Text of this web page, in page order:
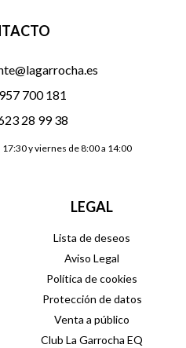
700 181
28 99 38
y viernes de 8:00 a 14:00
LEGAL
Lista de deseos
Aviso Legal
Política de cookies
Protección de datos
Venta a público
Club La Garrocha EQ